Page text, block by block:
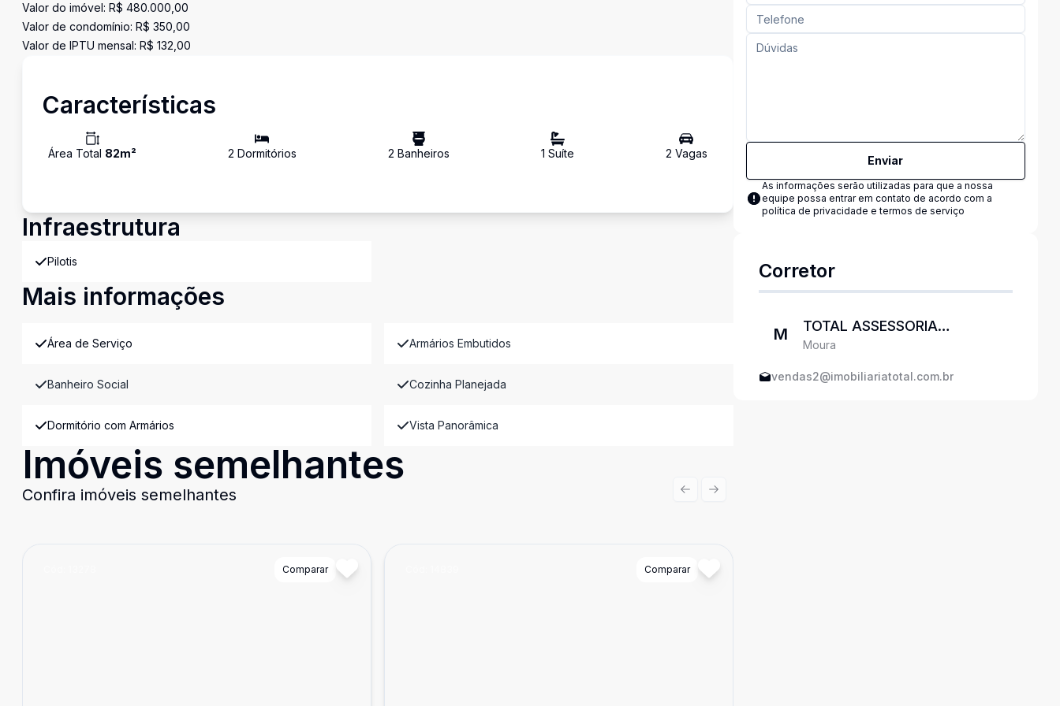
Valor do imóvel: R$ 480.000,00
Valor de condomínio: R$ 350,00
Valor de IPTU mensal: R$ 132,00
Características
Área Total 82m² 2 Dormitórios 2 Banheiros 1 Suíte 2 Vagas
Infraestrutura
Pilotis
Mais informações
Área de Serviço Armários Embutidos
Banheiro Social Cozinha Planejada
Dormitório com Armários Vista Panorâmica
Imóveis semelhantes
Confira imóveis semelhantes
Comparar Comparar
Previous slide
Next slide
Enviar
As informações serão utilizadas para que a nossa
equipe possa entrar em contato de acordo com a
política de privacidade e termos de serviço
Corretor
M
TOTAL ASSESSORIA
IMOBILIARIA LTDA
Moura
vendas2@imobiliariatotal.com.br